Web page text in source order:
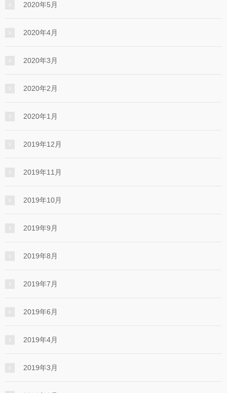
2020年5月
2020年4月
2020年3月
2020年2月
2020年1月
2019年12月
2019年11月
2019年10月
2019年9月
2019年8月
2019年7月
2019年6月
2019年4月
2019年3月